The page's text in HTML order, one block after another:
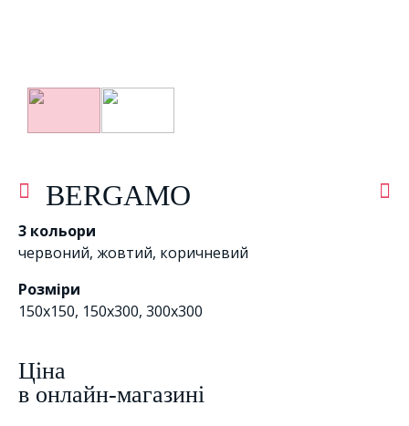
BERGAMO
3 кольори
червоний, жовтий, коричневий
Розміри
150x150, 150x300, 300х300
Цiна
в онлайн-магазині